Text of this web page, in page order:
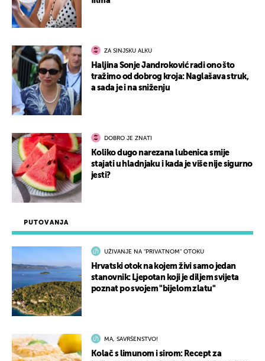
PUTOVANJA
UŽIVANJE NA "PRIVATNOM" OTOKU
Hrvatski otok na kojem živi samo jedan
stanovnik: Ljepotan koji je diljem svijeta
poznat po svojem "bijelom zlatu"
MA, SAVRŠENSTVO!
Kolač s limunom i sirom: Recept za
ZA SINJSKU ALKU
Haljina Sonje Jandroković radi ono što
tražimo od dobrog kroja: Naglašava struk,
a sada je i na sniženju
DOBRO JE ZNATI
Koliko dugo narezana lubenica smije
stajati u hladnjaku i kada je više nije sigurno
jesti?